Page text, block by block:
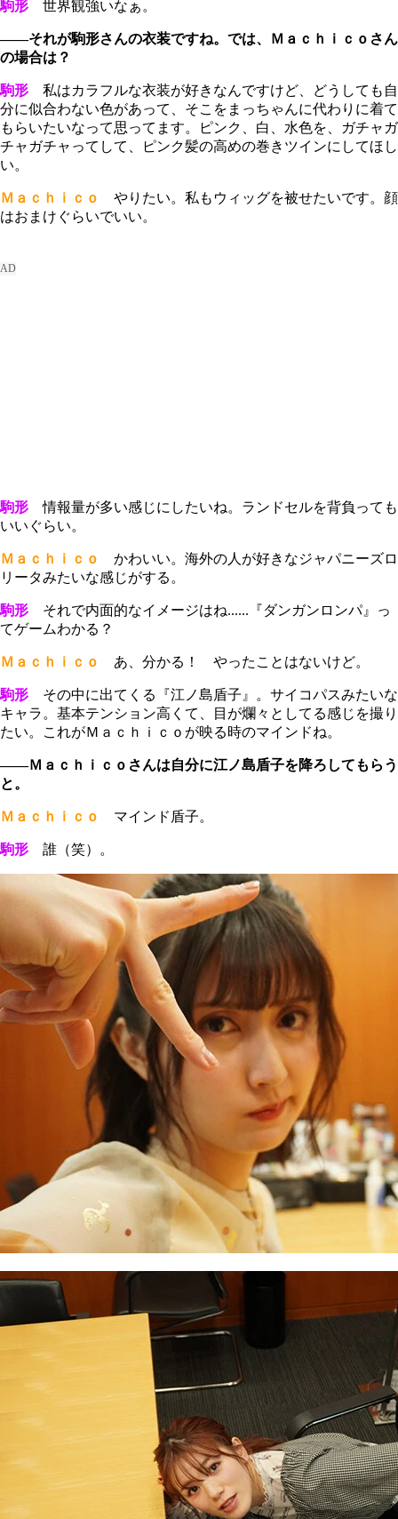
駒形 世界観強いなぁ。
――それが駒形さんの衣装ですね。では、Ｍａｃｈｉｃｏさん
の場合は？
駒形 私はカラフルな衣装が好きなんですけど、どうしても自
分に似合わない色があって、そこをまっちゃんに代わりに着て
もらいたいなって思ってます。ピンク、白、水色を、ガチャガ
チャガチャってして、ピンク髪の高めの巻きツインにしてほし
い。
Ｍａｃｈｉｃｏ
やりたい。私もウィッグを被せたいです。顔
はおまけぐらいでいい。
駒形 情報量が多い感じにしたいね。ランドセルを背負っても
いいぐらい。
Ｍａｃｈｉｃｏ
かわいい。海外の人が好きなジャパニーズロ
リータみたいな感じがする。
駒形 それで内面的なイメージはね......『ダンガンロンパ』っ
てゲームわかる？
Ｍａｃｈｉｃｏ あ、分かる！ やったことはないけど。
駒形 その中に出てくる『江ノ島盾子』。サイコパスみたいな
キャラ。基本テンション高くて、目が爛々としてる感じを撮り
たい。これがＭａｃｈｉｃｏが映る時のマインドね。
――Ｍａｃｈｉｃｏさんは自分に江ノ島盾子を降ろしてもらう
と。
Ｍａｃｈｉｃｏ マインド盾子。
駒形 誰（笑）。